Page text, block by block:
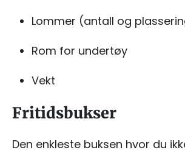
Lommer (antall og
Rom for undertøy
Vekt
Fritidsbukser
Den enkleste buksen hvor du